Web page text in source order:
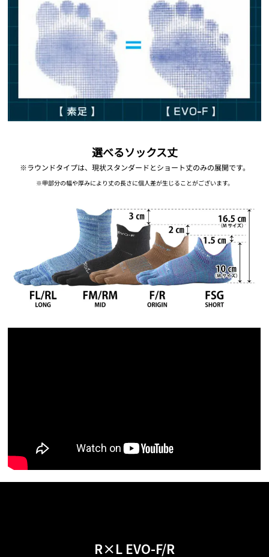
選べるソックス丈
※ラウンドタイプは、現状スタンダードとショート丈のみの展開です。
※甲部分の幅や厚みにより丈の長さに個人差が生じることがございます。
R×L EVO-F/R